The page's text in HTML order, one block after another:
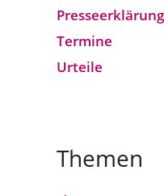
Presseerklärung
Termine
Urteile
Themen